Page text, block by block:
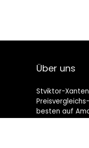
Über uns
Stviktor-
besten auf
Sie durch die